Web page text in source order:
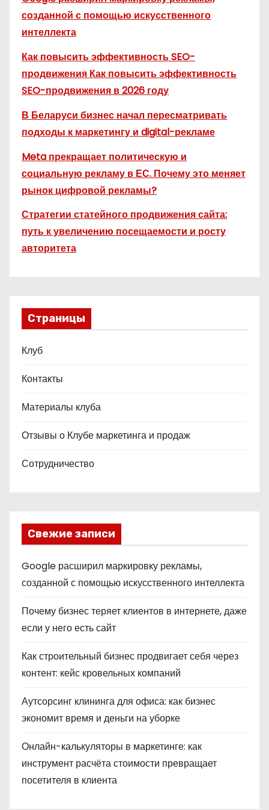
созданной с помощью искусственного
интеллекта
Как повысить эффективность SEO-
продвижения Как повысить эффективность
SEO-продвижения в 2026 году
В Беларуси бизнес начал пересматривать
подходы к маркетингу и digital-рекламе
Meta прекращает политическую и
социальную рекламу в ЕС. Почему это меняет
рынок цифровой рекламы?
Стратегии статейного продвижения сайта:
путь к увеличению посещаемости и росту
авторитета
Страницы
Клуб
Контакты
Материалы клуба
Отзывы о Клубе маркетинга и продаж
Сотрудничество
Свежие записи
Google расширил маркировку рекламы,
созданной с помощью искусственного интеллекта
Почему бизнес теряет клиентов в интернете, даже
если у него есть сайт
Как строительный бизнес продвигает себя через
контент: кейс кровельных компаний
Аутсорсинг клининга для офиса: как бизнес
экономит время и деньги на уборке
Онлайн-калькуляторы в маркетинге: как
инструмент расчёта стоимости превращает
посетителя в клиента